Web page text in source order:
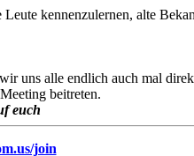
kennenzulernen, alte
uns alle endlich auch mal
beitreten.
euch
join